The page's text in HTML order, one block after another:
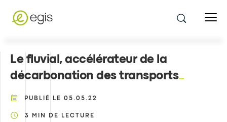
Le fluvial, accélérateur de la
décarbonation des transports
PUBLIÉ LE 05.05.22
3 MIN DE LECTURE